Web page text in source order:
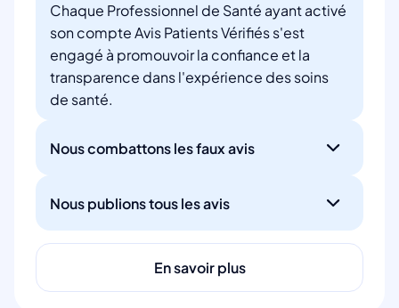
Chaque Professionnel de Santé ayant activé
son compte Avis Patients Vérifiés s'est
engagé à promouvoir la confiance et la
transparence dans l'expérience des soins
de santé.
Nous combattons les faux avis
Nous publions tous les avis
En savoir plus